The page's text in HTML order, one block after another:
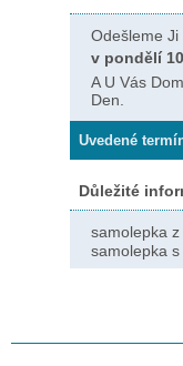
Odešleme Ji
v pondělí
A U Vás
Den.
Uvedené
Důležité
samolepka
samolepka